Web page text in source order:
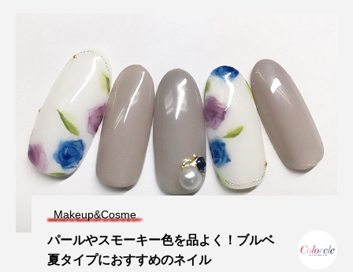
Makeup&Cosme
パールやスモーキー色を品よく！ブルベ
夏タイプにおすすめのネイル